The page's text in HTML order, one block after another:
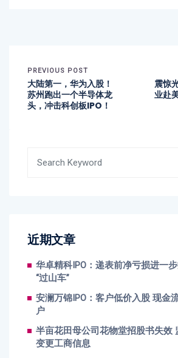
PREVIOUS POST
大陆第一，华为入股！
苏州跑出一个半导体龙
头，冲击科创板IPO！
震惊
业赴
近期文章
华卓精科IPO：递表前净亏损进一
“过山车”
安澜万锦IPO：客户低价入股 现金
户
半亩花田母公司花物堂招股书失效
变更工商信息